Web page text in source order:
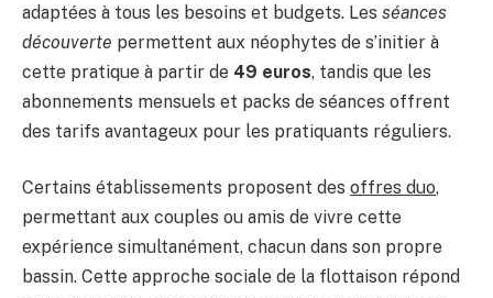
adaptées à tous les besoins et budgets. Les séances
découverte permettent aux néophytes de s’initier à
cette pratique à partir de 49 euros, tandis que les
abonnements mensuels et packs de séances offrent
des tarifs avantageux pour les pratiquants réguliers.
Certains établissements proposent des offres duo,
permettant aux couples ou amis de vivre cette
expérience simultanément, chacun dans son propre
bassin. Cette approche sociale de la flottaison répond